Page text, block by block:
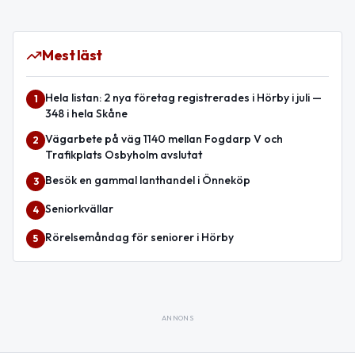
Mest läst
1
Hela listan: 2 nya företag registrerades i Hörby i juli —
348 i hela Skåne
2 Vägarbete på väg 1140 mellan Fogdarp V och
Trafikplats Osbyholm avslutat
3 Besök en gammal lanthandel i Önneköp
4 Seniorkvällar
5 Rörelsemåndag för seniorer i Hörby
ANNONS